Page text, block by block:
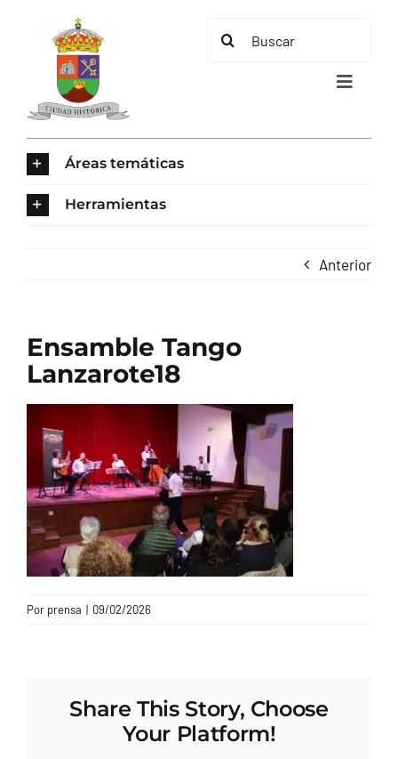
contenido
Buscar:
Toggle
TURISMO
CONTACTO
Áreas temáticas
Herramientas
Anterior
Ensamble Tango
Lanzarote18
Por prensa | 09/02/2026
Share This Story, Choose
Your Platform!